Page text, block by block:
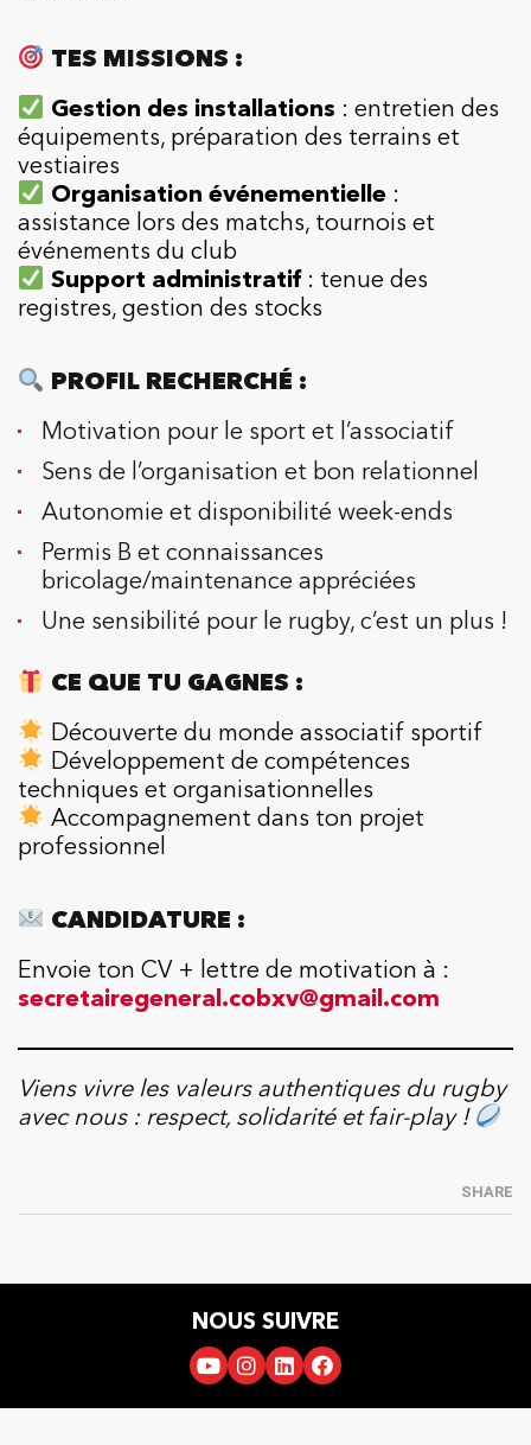
TES MISSIONS :
Gestion des installations : entretien des
équipements, préparation des terrains et
vestiaires
Organisation événementielle:
assistance lors des matchs, tournois et
événements du club
Support administratif: tenue des
registres, gestion des stocks
PROFIL RECHERCHÉ :
Motivation pour le sport et l’associatif
Sens de l’organisation et bon relationnel
Autonomie et disponibilité week-ends
Permis B et connaissances
bricolage/maintenance appréciées
Une sensibilité pour le rugby, c’est un plus !
CE QUE TU GAGNES :
Découverte du monde associatif sportif
Développement de compétences
techniques et organisationnelles
Accompagnement dans ton projet
professionnel
CANDIDATURE :
Envoie ton CV + lettre de motivation à :
secretairegeneral.cobxv@gmail.com
Viens vivre les valeurs authentiques du rugby
avec nous : respect, solidarité et fair-play !
SHARE
NOUS SUIVRE